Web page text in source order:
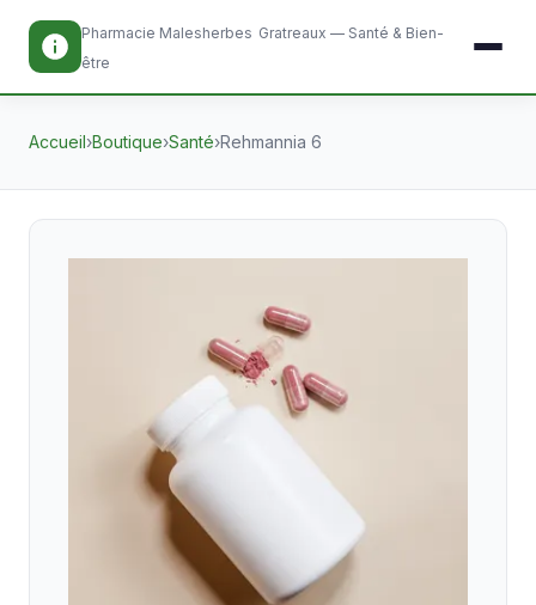
Pharmacie Malesherbes Gratreaux — Santé & Bien-
être
Accueil›Boutique›Santé›Rehmannia 6